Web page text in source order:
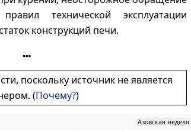
технической эксплуатации
конструкций печи.
поскольку источник не является
(Почему?)
Азовская неделя